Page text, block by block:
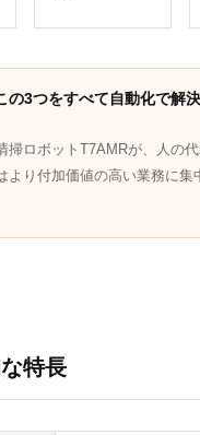
の3つをすべて自動化で解決
掃ロボットT7AMRが、人の
より付加価値の高い業務に集
特長